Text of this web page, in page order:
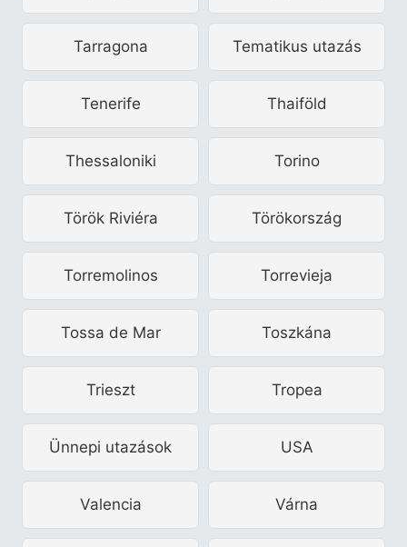
Tarragona Tematikus utazás
Tenerife Thaiföld
Thessaloniki Torino
Török Riviéra Törökország
Torremolinos Torrevieja
Tossa de Mar Toszkána
Trieszt Tropea
Ünnepi utazások USA
Valencia Várna